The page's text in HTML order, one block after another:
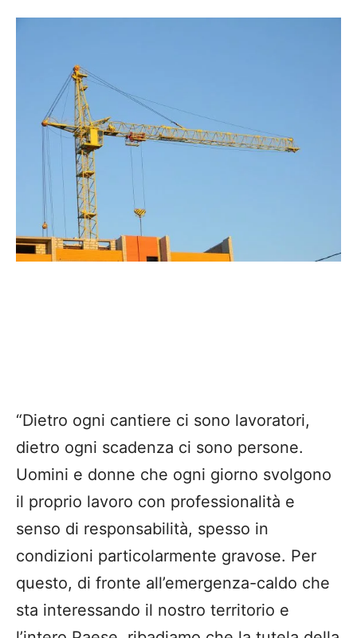
“Dietro ogni cantiere ci sono lavoratori,
dietro ogni scadenza ci sono persone.
Uomini e donne che ogni giorno svolgono
il proprio lavoro con professionalità e
senso di responsabilità, spesso in
condizioni particolarmente gravose. Per
questo, di fronte all’emergenza-caldo che
sta interessando il nostro territorio e